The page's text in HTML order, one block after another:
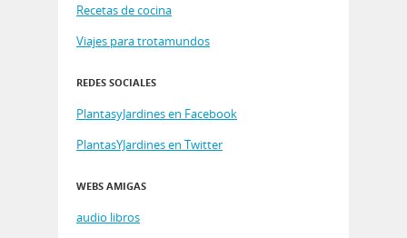
Recetas de cocina
Viajes para trotamundos
REDES SOCIALES
PlantasyJardines en Facebook
PlantasYJardines en Twitter
WEBS AMIGAS
audio libros